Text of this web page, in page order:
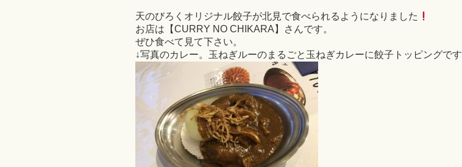
天のびろくオリジナル餃子が北見で食べられるようになりました
お店は【CURRY NO CHIKARA】さんです。
ぜひ食べて見て下さい。
↓写真のカレー。玉ねぎルーのまるごと玉ねぎカレーに餃子トッピングです